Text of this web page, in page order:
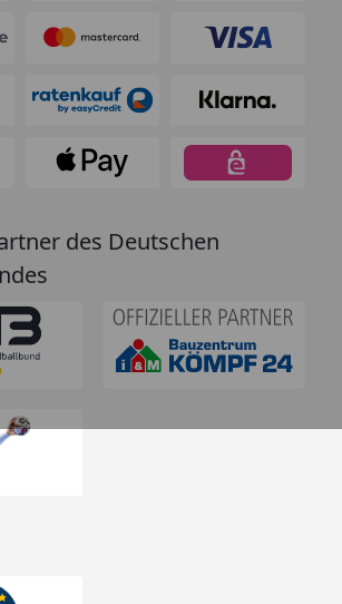
des Deutschen